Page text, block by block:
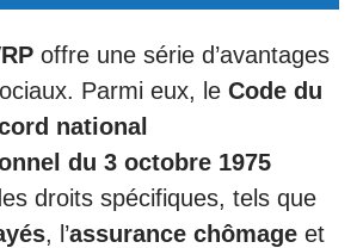
offre une série d’avantages
Parmi eux, le Code du
national
du 3 octobre 1975
droits spécifiques, tels que
, l’assurance chômage et